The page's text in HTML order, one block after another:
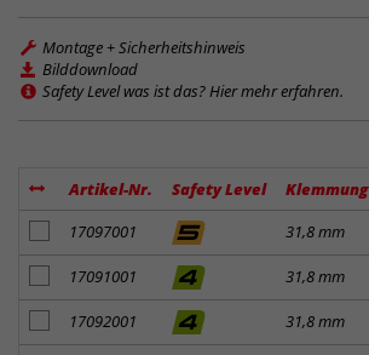
Montage + Sicherheitshinweis
Bilddownload
Safety Level was ist das? Hier mehr erfahren.
Artikel-Nr. Safety Level Klemmung
Artikel zum Merkzettel hinzufügen
17097001 31,8 mm
Artikel zum Merkzettel hinzufügen
17091001 31,8 mm
Artikel zum Merkzettel hinzufügen
17092001 31,8 mm